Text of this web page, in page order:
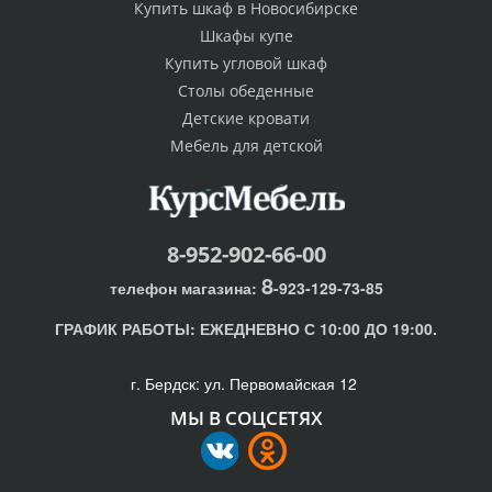
Купить шкаф в Новосибирске
Шкафы купе
Купить угловой шкаф
Столы обеденные
Детские кровати
Мебель для детской
8-952-902-66-00
телефон магазина: 8-923-129-73-85
ГРАФИК РАБОТЫ: ЕЖЕДНЕВНО С 10:00 ДО 19:00.
г. Бердск: ул. Первомайская 12
МЫ В СОЦСЕТЯХ